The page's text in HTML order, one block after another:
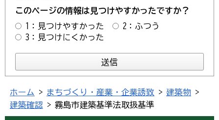
このページの情報は見つけやすかったですか？
1：見つけやすかった
2：ふつう
3：見つけにくかった
ホーム > まちづくり・産業・企業誘致 > 建築物 >
建築確認 > 霧島市建築基準法取扱基準